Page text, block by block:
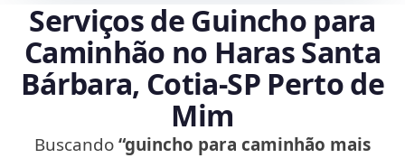
Serviços de Guincho para
Caminhão no Haras Santa
Bárbara, Cotia‑SP Perto de
Mim
Buscando“guincho para caminhão mais